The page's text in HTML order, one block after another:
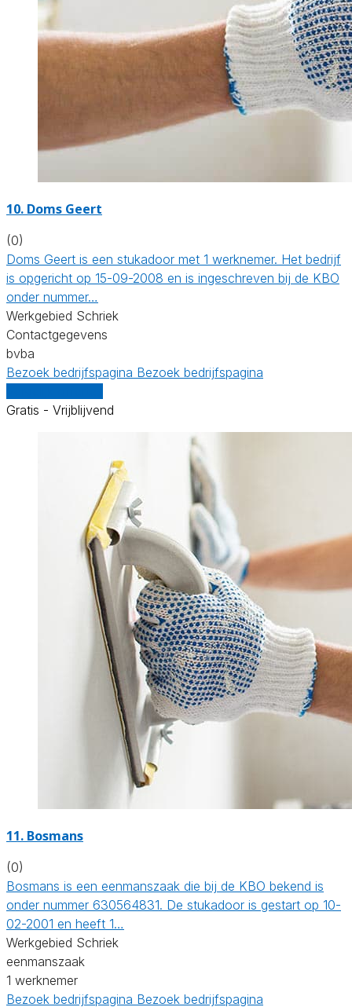
10. Doms Geert
(0)
Doms Geert is een stukadoor met 1 werknemer. Het bedrijf
is opgericht op 15-09-2008 en is ingeschreven bij de KBO
onder nummer…
Werkgebied Schriek
Contactgegevens
bvba
Bezoek bedrijfspagina Bezoek bedrijfspagina
Gratis - Vrijblijvend
11. Bosmans
(0)
Bosmans is een eenmanszaak die bij de KBO bekend is
onder nummer 630564831. De stukadoor is gestart op 10-
02-2001 en heeft 1…
Werkgebied Schriek
eenmanszaak
1 werknemer
Bezoek bedrijfspagina Bezoek bedrijfspagina